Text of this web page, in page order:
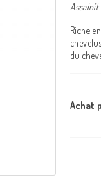
Riche
du
Achat